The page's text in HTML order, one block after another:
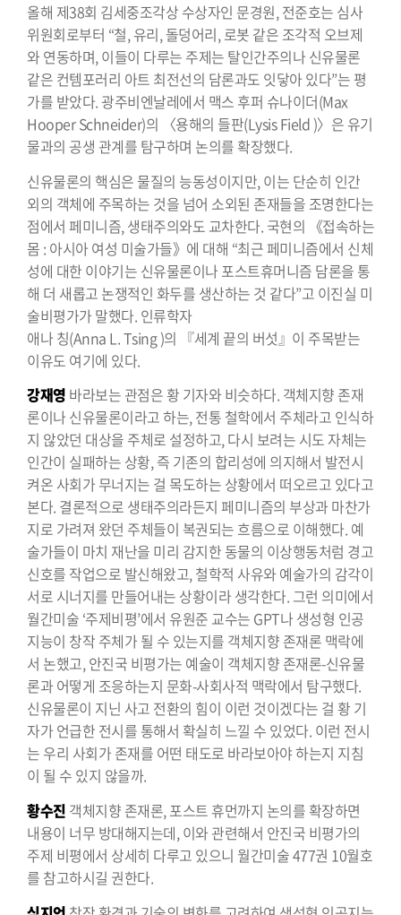
올해 제38회 김세중조각상 수상자인 문경원, 전준호는 심사
위원회로부터 “철, 유리, 돌덩어리, 로봇 같은 조각적 오브제
와 연동하며, 이들이 다루는 주제는 탈인간주의나 신유물론
같은 컨템포러리 아트 최전선의 담론과도 잇닿아 있다”는 평
가를 받았다. 광주비엔날레에서 맥스 후퍼 슈나이더(Max
Hooper Schneider)의 〈용해의 들판(Lysis Field )〉은 유기
물과의 공생 관계를 탐구하며 논의를 확장했다.
신유물론의 핵심은 물질의 능동성이지만, 이는 단순히 인간
외의 객체에 주목하는 것을 넘어 소외된 존재들을 조명한다는
점에서 페미니즘, 생태주의와도 교차한다. 국현의 《접속하는
몸 : 아시아 여성 미술가들》에 대해 “최근 페미니즘에서 신체
성에 대한 이야기는 신유물론이나 포스트휴머니즘 담론을 통
해 더 새롭고 논쟁적인 화두를 생산하는 것 같다”고 이진실 미
술비평가가 말했다. 인류학자
애나 칭(Anna L. Tsing )의 『세계 끝의 버섯』이 주목받는
이유도 여기에 있다.
강재영 바라보는 관점은 황 기자와 비슷하다. 객체지향 존재
론이나 신유물론이라고 하는, 전통 철학에서 주체라고 인식하
지 않았던 대상을 주체로 설정하고, 다시 보려는 시도 자체는
인간이 실패하는 상황, 즉 기존의 합리성에 의지해서 발전시
켜온 사회가 무너지는 걸 목도하는 상황에서 떠오르고 있다고
본다. 결론적으로 생태주의라든지 페미니즘의 부상과 마찬가
지로 가려져 왔던 주체들이 복권되는 흐름으로 이해했다. 예
술가들이 마치 재난을 미리 감지한 동물의 이상행동처럼 경고
신호를 작업으로 발신해왔고, 철학적 사유와 예술가의 감각이
서로 시너지를 만들어내는 상황이라 생각한다. 그런 의미에서
월간미술 ‘주제비평’에서 유원준 교수는 GPT나 생성형 인공
지능이 창작 주체가 될 수 있는지를 객체지향 존재론 맥락에
서 논했고, 안진국 비평가는 예술이 객체지향 존재론-신유물
론과 어떻게 조응하는지 문화-사회사적 맥락에서 탐구했다.
신유물론이 지닌 사고 전환의 힘이 이런 것이겠다는 걸 황 기
자가 언급한 전시를 통해서 확실히 느낄 수 있었다. 이런 전시
는 우리 사회가 존재를 어떤 태도로 바라보아야 하는지 지침
이 될 수 있지 않을까.
황수진 객체지향 존재론, 포스트 휴먼까지 논의를 확장하면
내용이 너무 방대해지는데, 이와 관련해서 안진국 비평가의
주제 비평에서 상세히 다루고 있으니 월간미술 477권 10월호
를 참고하시길 권한다.